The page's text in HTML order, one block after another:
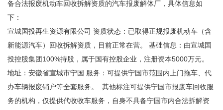
备合法报废机动车回收拆解资质的汽车报废解体厂‌，具体信息如
下：
宣城国投再生资源有限公司 ‌资质状态‌：已取得正规报废机动车（含
新能源汽车）回收拆解资质，目前正常在营。 ‌基础信息‌：由宣城国
投控股集团100%持股，属于国有控股企业，注册资本5000万元。 ‌
地址‌：安徽省宣城市宁国 ‌服务‌：可提供宁国市范围内上门拖车、代
办车辆报废销户等全套服务。 其他标注可提供宁国市报废车回收服
务的机构，仅提供代收收车服务，自身不具备宁国市内合法拆解资